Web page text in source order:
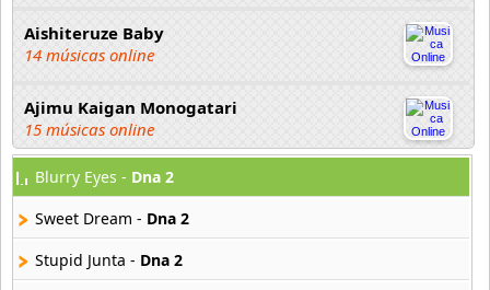
Aishiteruze Baby
14 músicas online
Ajimu Kaigan Monogatari
15 músicas online
Akahori Gedou Hour Rabuge
29 músicas online
Akane Iro Ni Samoru Saka
26 músicas online
Blurry Eyes - Dna 2
Sweet Dream - Dna 2
Stupid Junta - Dna 2